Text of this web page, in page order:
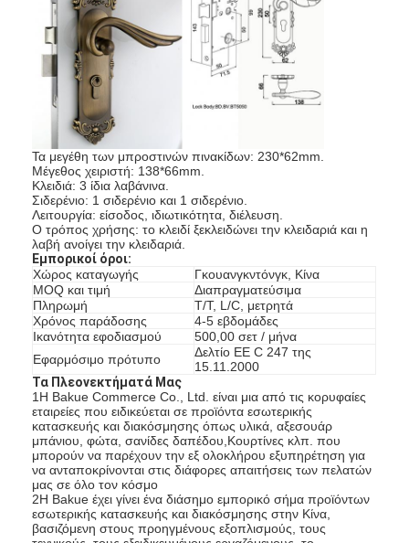
Τα μεγέθη των μπροστινών πινακίδων: 230*62mm.
Μέγεθος χειριστή: 138*66mm.
Κλειδιά: 3 ίδια λαβάνινα.
Σιδερένιο: 1 σιδερένιο και 1 σιδερένιο.
Λειτουργία: είσοδος, ιδιωτικότητα, διέλευση.
Ο τρόπος χρήσης: το κλειδί ξεκλειδώνει την κλειδαριά και η
λαβή ανοίγει την κλειδαριά.
Εμπορικοί όροι:
Χώρος καταγωγής
Γκουανγκντόνγκ, Κίνα
MOQ και τιμή
Διαπραγματεύσιμα
Πληρωμή
Τ/Τ, L/C, μετρητά
Χρόνος παράδοσης
4-5 εβδομάδες
Ικανότητα εφοδιασμού
500,00 σετ / μήνα
Εφαρμόσιμο πρότυπο
Δελτίο ΕΕ C 247 της
15.11.2000
Τα Πλεονεκτήματά Μας
1Η Bakue Commerce Co., Ltd. είναι μια από τις κορυφαίες
εταιρείες που ειδικεύεται σε προϊόντα εσωτερικής
κατασκευής και διακόσμησης όπως υλικά, αξεσουάρ
μπάνιου, φώτα, σανίδες δαπέδου,Κουρτίνες κλπ. που
μπορούν να παρέχουν την εξ ολοκλήρου εξυπηρέτηση για
να ανταποκρίνονται στις διάφορες απαιτήσεις των πελατών
μας σε όλο τον κόσμο
2Η Bakue έχει γίνει ένα διάσημο εμπορικό σήμα προϊόντων
εσωτερικής κατασκευής και διακόσμησης στην Κίνα,
βασιζόμενη στους προηγμένους εξοπλισμούς, τους